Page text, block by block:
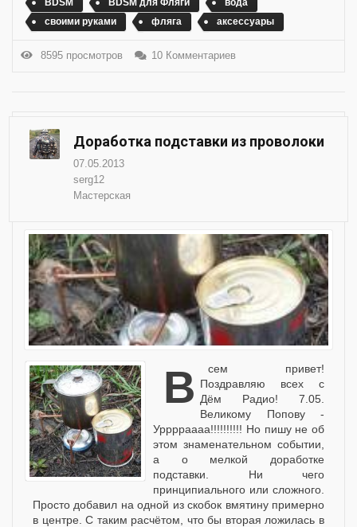
своими руками
фляга аксессуары
8595 просмотров 10 Комментариев
Доработка подставки из проволоки
07.05.2013
serg12
Мастерская
Всем привет! Поздравляю всех с
Дём Радио! 7.05.
Великому Попову -
Урррраааа!!!!!!!!!! Но пишу не об
этом знаменательном событии,
а о мелкой доработке
подставки. Ни чего
принципиального или сложного.
Просто добавил на одной из скобок вмятину примерно
в центре. С таким расчётом, что бы вторая ложилась в